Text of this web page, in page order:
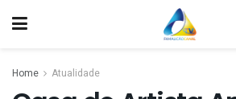
Home Atualidade